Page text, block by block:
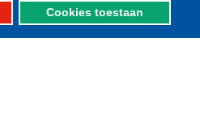
Cookies toestaan